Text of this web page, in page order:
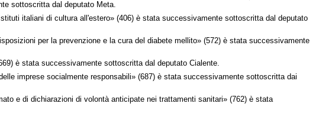
sottoscritta dal deputato Meta.
italiani di cultura all'estero» (406) è stata successivamente sottoscritta dal deputato
per la prevenzione e la cura del diabete mellito» (572) è stata successivamente
è stata successivamente sottoscritta dal deputato Cialente.
imprese socialmente responsabili» (687) è stata successivamente sottoscritta dai
e di dichiarazioni di volontà anticipate nei trattamenti sanitari» (762) è stata